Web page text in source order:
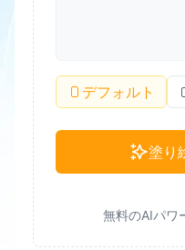
デフォルト
塗り
無料のAIパワ